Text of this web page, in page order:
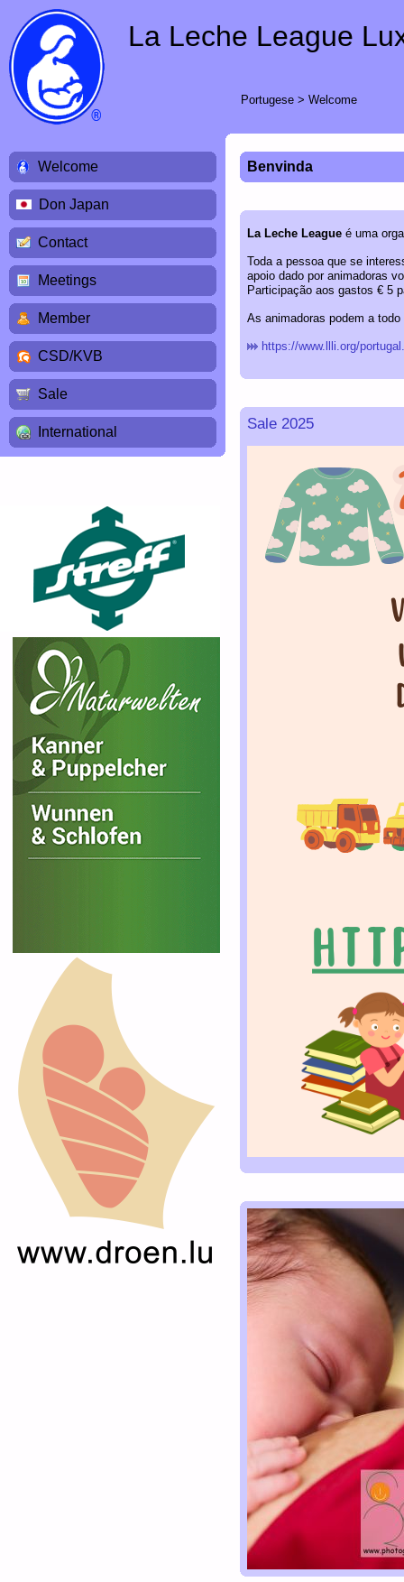
La Leche League
Portugese > Welcome
Welcome
Don Japan
Contact
Meetings
Member
CSD/KVB
Sale
International
Benvinda
La Leche League é uma
Toda a pessoa que se
apoio dado por animadoras
Participação aos gastos € 5
As animadoras podem a
https://www.llli.org/
Sale 2025